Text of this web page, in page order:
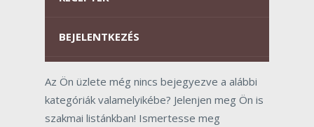
BEJELENTKEZÉS
Az Ön üzlete még nincs bejegyezve a alábbi
kategóriák valamelyikébe? Jelenjen meg Ön is
szakmai listánkban! Ismertesse meg